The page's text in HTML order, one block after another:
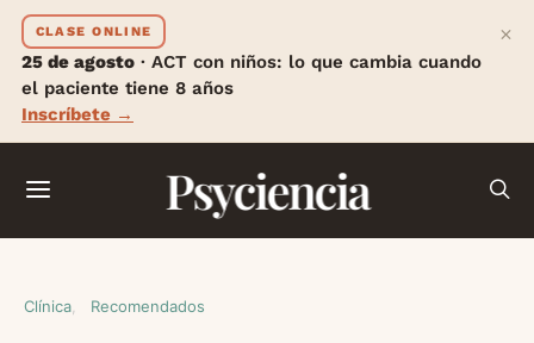
CLASE ONLINE
25 de agosto · ACT con niños: lo que cambia cuando
el paciente tiene 8 años
Inscríbete →
×
Psyciencia
Clínica Recomendados